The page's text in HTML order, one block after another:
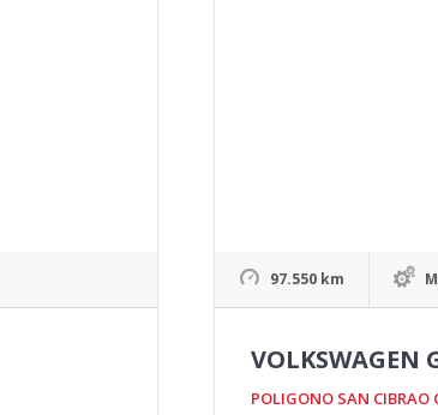
97.550 km
VOLKSWAGEN
POLIGONO SAN CIBRAO